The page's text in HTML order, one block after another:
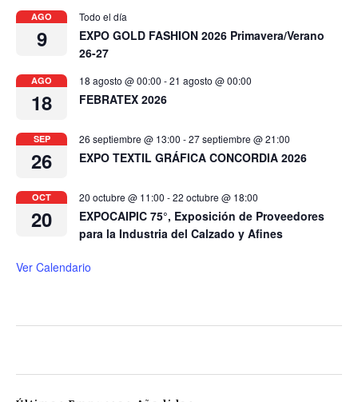
AGO
9
Todo el día
EXPO GOLD FASHION 2026 Primavera/Verano
26-27
AGO
18
18 agosto @ 00:00 -21 agosto @ 00:00
FEBRATEX 2026
SEP
26
26 septiembre @ 13:00 -27 septiembre @ 21:00
EXPO TEXTIL GRÁFICA CONCORDIA 2026
OCT
20
20 octubre @ 11:00 -22 octubre @ 18:00
EXPOCAIPIC 75°, Exposición de Proveedores
para la Industria del Calzado y Afines
Ver Calendario